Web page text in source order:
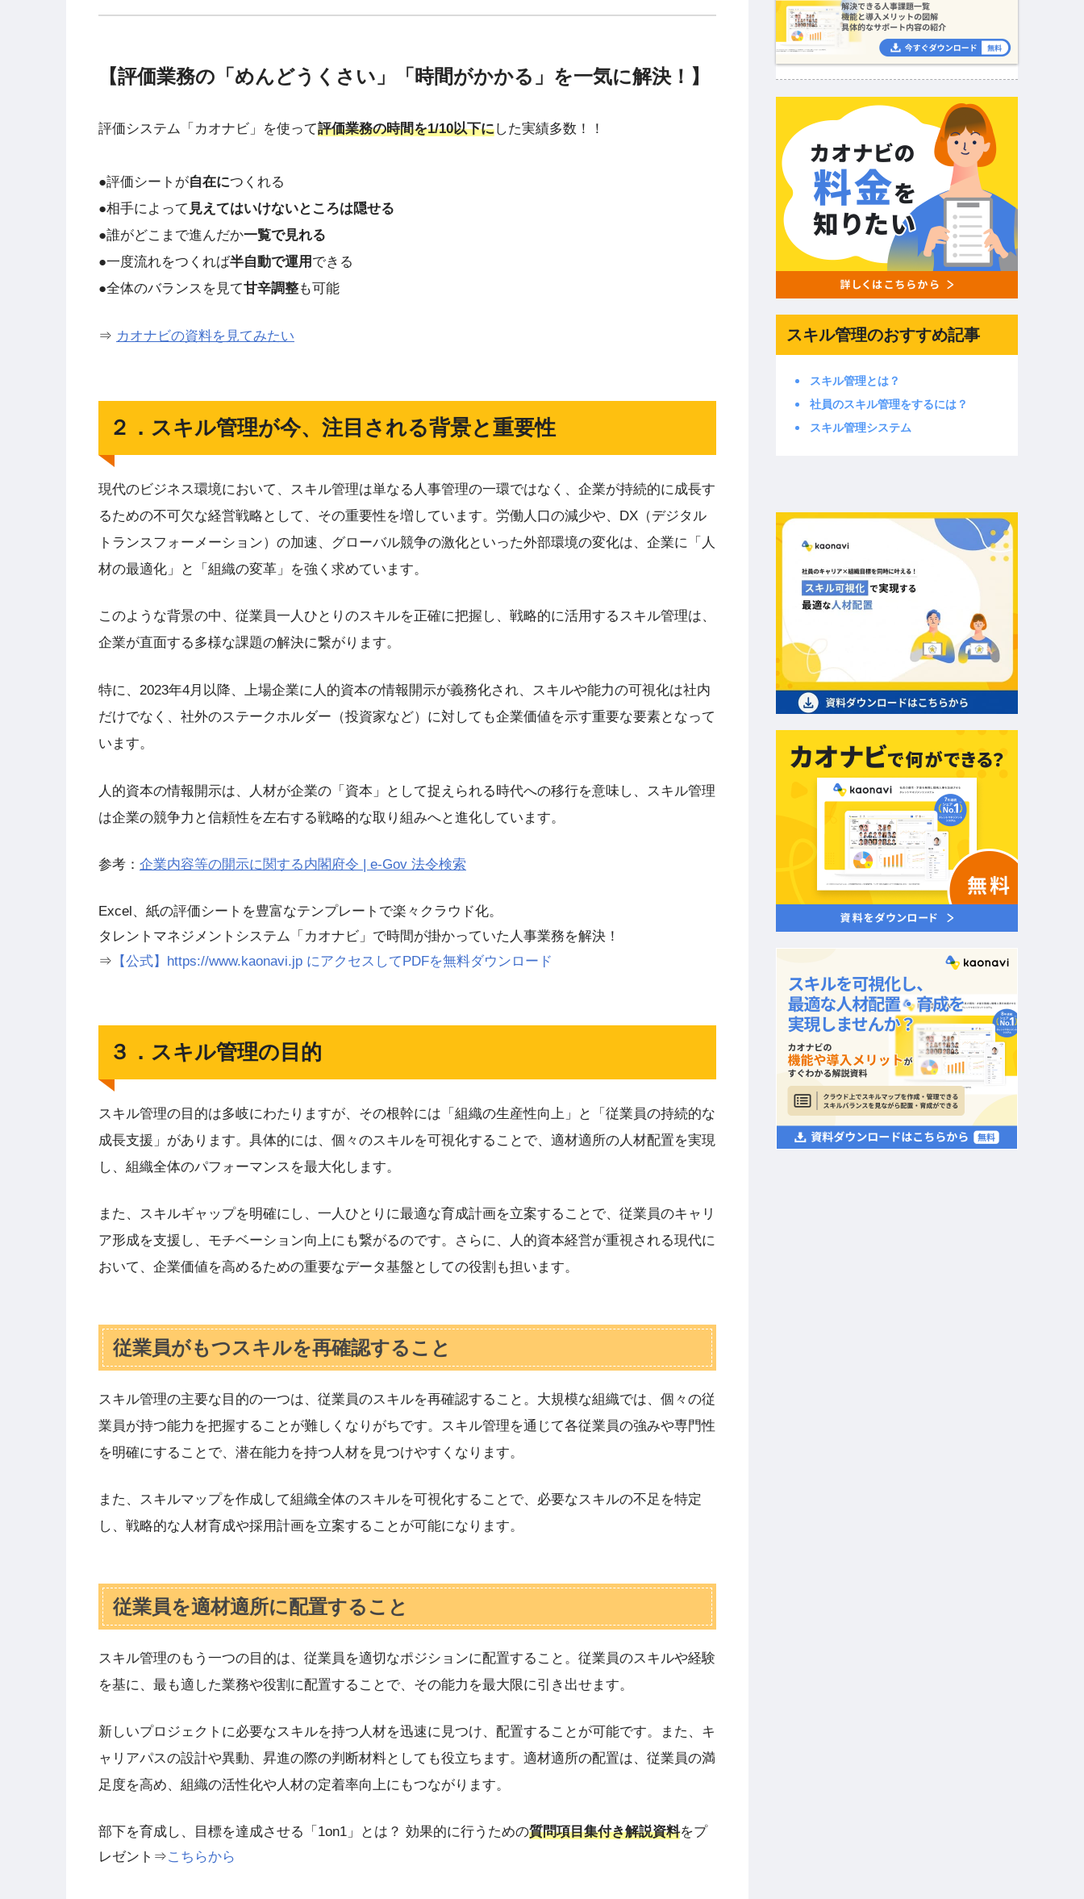
【評価業務の「めんどうくさい」「時間がかかる」を一気に解決！】
評価システム「カオナビ」を使って評価業務の時間を1/10以下にした実績多数！！
●評価シートが自在につくれる
●相手によって 見えてはいけないところは隠せる
●誰がどこまで進んだか一覧で見れる
●一度流れをつくれば半自動で運用 できる
●全体のバランスを見て甘辛調整も可能
⇒ カオナビの資料を見てみたい
２．スキル管理が今、注目される背景と重要性
現代のビジネス環境において、スキル管理は単なる人事管理の一環ではなく、企業が持続的に成長す
るための不可欠な経営戦略として、その重要性を増しています。労働人口の減少や、DX（デジタル
トランスフォーメーション）の加速、グローバル競争の激化といった外部環境の変化は、企業に「人
材の最適化」と「組織の変革」を強く求めています。
このような背景の中、従業員一人ひとりのスキルを正確に把握し、戦略的に活用するスキル管理は、
企業が直面する多様な課題の解決に繋がります。
特に、2023年4月以降、上場企業に人的資本の情報開示が義務化され、スキルや能力の可視化は社内
だけでなく、社外のステークホルダー（投資家など）に対しても企業価値を示す重要な要素となって
います。
人的資本の情報開示は、人材が企業の「資本」として捉えられる時代への移行を意味し、スキル管理
は企業の競争力と信頼性を左右する戦略的な取り組みへと進化しています。
参考： 企業内容等の開示に関する内閣府令 | e-Gov 法令検索
Excel、紙の評価シートを豊富なテンプレートで楽々クラウド化。
タレントマネジメントシステム「カオナビ」で時間が掛かっていた人事業務を解決！
⇒ 【公式】https://www.kaonavi.jp にアクセスしてPDFを無料ダウンロード
３．スキル管理の目的
スキル管理の目的は多岐にわたりますが、その根幹には「組織の生産性向上」と「従業員の持続的な
成長支援」があります。具体的には、個々のスキルを可視化することで、適材適所の人材配置を実現
し、組織全体のパフォーマンスを最大化します。
また、スキルギャップを明確にし、一人ひとりに最適な育成計画を立案することで、従業員のキャリ
ア形成を支援し、モチベーション向上にも繋がるのです。さらに、人的資本経営が重視される現代に
おいて、企業価値を高めるための重要なデータ基盤としての役割も担います。
従業員がもつスキルを再確認すること
スキル管理の主要な目的の一つは、従業員のスキルを再確認すること。大規模な組織では、個々の従
業員が持つ能力を把握することが難しくなりがちです。スキル管理を通じて各従業員の強みや専門性
を明確にすることで、潜在能力を持つ人材を見つけやすくなります。
また、スキルマップを作成して組織全体のスキルを可視化することで、必要なスキルの不足を特定
し、戦略的な人材育成や採用計画を立案することが可能になります。
従業員を適材適所に配置すること
スキル管理のもう一つの目的は、従業員を適切なポジションに配置すること。従業員のスキルや経験
を基に、最も適した業務や役割に配置することで、その能力を最大限に引き出せます。
新しいプロジェクトに必要なスキルを持つ人材を迅速に見つけ、配置することが可能です。また、キ
ャリアパスの設計や異動、昇進の際の判断材料としても役立ちます。適材適所の配置は、従業員の満
足度を高め、組織の活性化や人材の定着率向上にもつながります。
部下を育成し、目標を達成させる「1on1」とは？ 効果的に行うための質問項目集付き解説資料をプ
レゼント⇒こちらから
スキル管理のおすすめ記事
スキル管理とは？
社員のスキル管理をするには？
スキル管理システム